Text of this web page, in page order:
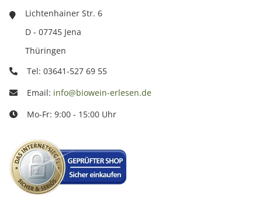
Lichtenhainer Str. 6
D - 07745 Jena
Thüringen
Tel: 03641-527 69 55
Email: info@biowein-erlesen.de
Mo-Fr: 9:00 - 15:00 Uhr